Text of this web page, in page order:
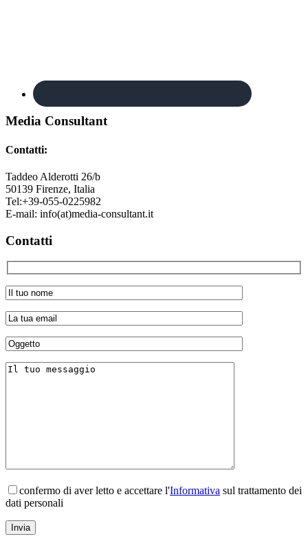
Footer
Media Consultant
Contatti:
Taddeo Alderotti 26/b
50139 Firenze, Italia
Tel:+39-055-0225982
E-mail: info(at)media-consultant.it
Contatti
confermo di aver letto e accettare l'Informativa sul trattamento dei
dati personali